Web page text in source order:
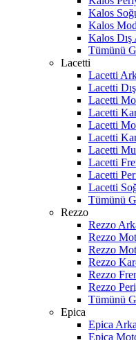
Kalos
Kalos
Kalos Dış
Tümünü
Lacetti
Lacetti
Lacetti
Lacetti
Lacetti
Lacetti
Lacetti
Lacetti
Lacetti
Lacetti
Lacetti
Tümünü
Rezzo
Rezzo
Rezzo
Rezzo
Rezzo
Rezzo
Rezzo
Tümünü
Epica
Epica
Epica